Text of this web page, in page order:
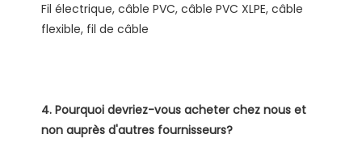
Fil électrique, câble PVC, câble PVC XLPE, câble
4. Pourquoi devriez-vous acheter chez nous et